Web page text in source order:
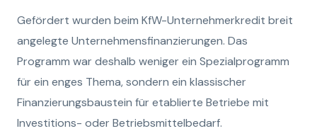
Gefördert wurden beim KfW-Unternehmerkredit breit
angelegte Unternehmensfinanzierungen. Das
Programm war deshalb weniger ein Spezialprogramm
für ein enges Thema, sondern ein klassischer
Finanzierungsbaustein für etablierte Betriebe mit
Investitions- oder Betriebsmittelbedarf.